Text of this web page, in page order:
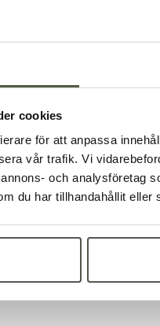
cookies
för att anpassa
vår trafik. Vi
och analysföretag
du har tillhandahållit
på
Handlar du
Fortsätt som